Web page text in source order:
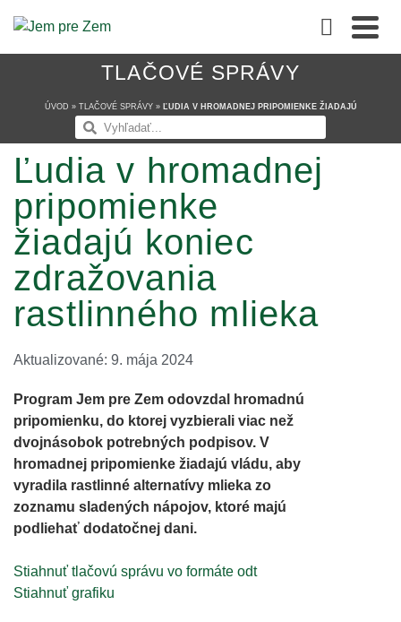
TLAČOVÉ SPRÁVY
ÚVOD » TLAČOVÉ SPRÁVY» ĽUDIA V HROMADNEJ PRIPOMIENKE ŽIADAJÚ
KONIEC ZDRAŽOVANIA RASTLINNÉHO MLIEKA
Ľudia v hromadnej
pripomienke
žiadajú koniec
zdražovania
rastlinného mlieka
Aktualizované: 9. mája 2024
Program Jem pre Zem odovzdal hromadnú
pripomienku, do ktorej vyzbierali viac než
dvojnásobok potrebných podpisov. V
hromadnej pripomienke žiadajú vládu, aby
vyradila rastlinné alternatívy mlieka zo
zoznamu sladených nápojov, ktoré majú
podliehať dodatočnej dani.
Stiahnuť tlačovú správu vo formáte odt
Stiahnuť grafiku